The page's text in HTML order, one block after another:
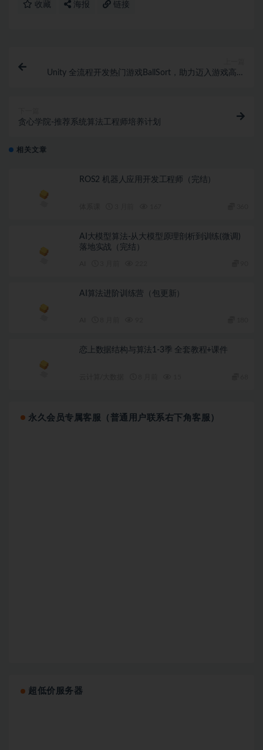
收藏 海报 链接
Unity 全流程开发热门游戏BallSort，助力迈入游戏高薪
贪心学院-推荐系统算法工程师培养计划
相关文章
ROS2 机器人应用开发工程师（完结）
AI大模型算法-从大模型原理剖析到训练(微调)
落地实战（完结）
AI算法进阶训练营（包更新）
恋上数据结构与算法1-3季 全套教程+课件
永久会员专属客服（普通用户联系右下角客服）
超低价服务器